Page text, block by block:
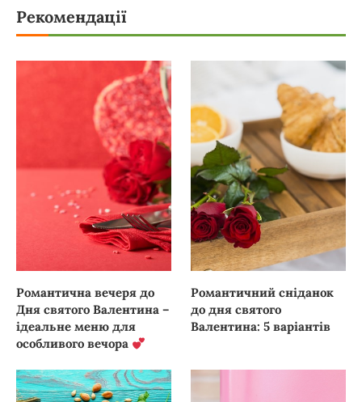
Рекомендації
Романтична вечеря до
Дня святого Валентина –
ідеальне меню для
особливого вечора
Романтичний сніданок
до дня святого
Валентина: 5 варіантів